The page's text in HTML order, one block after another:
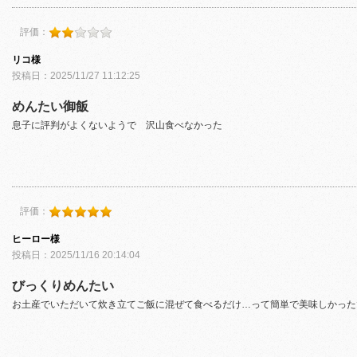
評価：
リコ様
投稿日：2025/11/27 11:12:25
めんたい御飯
息子に評判がよくないようで 沢山食べなかった
評価：
ヒーロー様
投稿日：2025/11/16 20:14:04
びっくりめんたい
お土産でいただいて炊き立てご飯に混ぜて食べるだけ…って簡単で美味しかっ